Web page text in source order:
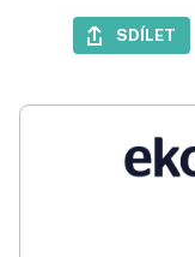
SDÍLET